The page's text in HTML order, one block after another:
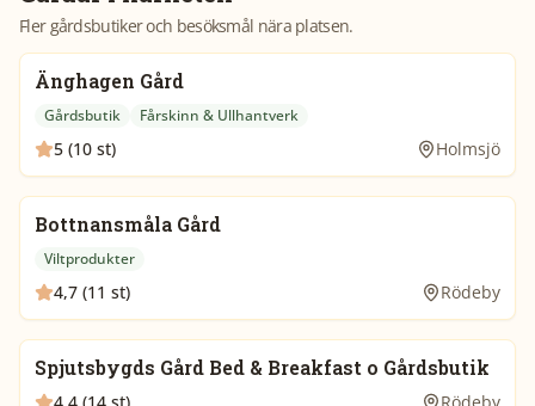
Fler gårdsbutiker och besöksmål nära platsen.
Änghagen Gård
Gårdsbutik Fårskinn & Ullhantverk
5 (10 st) Holmsjö
Bottnansmåla Gård
Viltprodukter
4,7 (11 st) Rödeby
Spjutsbygds Gård Bed & Breakfast o Gårdsbutik